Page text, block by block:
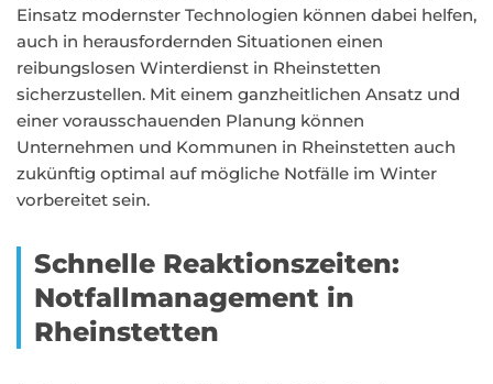
Einsatz modernster Technologien können dabei helfen,
auch in herausfordernden Situationen einen
reibungslosen Winterdienst in Rheinstetten
sicherzustellen. Mit einem ganzheitlichen Ansatz und
einer vorausschauenden Planung können
Unternehmen und Kommunen in Rheinstetten auch
zukünftig optimal auf mögliche Notfälle im Winter
vorbereitet sein.
Schnelle Reaktionszeiten:
Notfallmanagement in
Rheinstetten